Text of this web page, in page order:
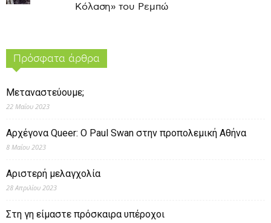
Κόλαση» του Ρεμπώ
Πρόσφατα άρθρα
Μεταναστεύουμε;
22 Μαΐου 2023
Αρχέγονα Queer: O Paul Swan στην προπολεμική Αθήνα
8 Μαΐου 2023
Αριστερή μελαγχολία
28 Απριλίου 2023
Στη γη είμαστε πρόσκαιρα υπέροχοι